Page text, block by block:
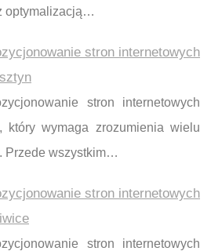
optymalizacją…
stron internetowych
stron internetowych
który wymaga zrozumienia wielu
Przede wszystkim…
stron internetowych
stron internetowych